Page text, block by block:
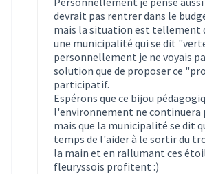
devrait pas rentrer dans le
mais la situation est tellement
une municipalité qui se dit
personnellement je ne voyais
solution que de proposer ce
participatif.
Espérons que ce bijou
l'environnement ne continuera
mais que la municipalité se dit
temps de l'aider à le sortir du
la main et en rallumant ces
fleuryssois profitent :)